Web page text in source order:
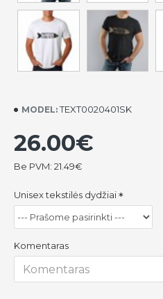
MODEL: TEXT0020401SK
26.00€
Be PVM: 21.49€
Unisex tekstilės dydžiai
Komentaras